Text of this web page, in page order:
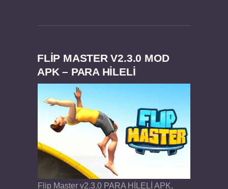
FLIP MASTER V2.3.0 MOD
APK – PARA HİLELİ
Flip Master v2.3.0 PARA HİLELİ APK,